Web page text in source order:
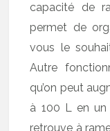
capacité de
permet de
vous le
Autre
qu’on peut
à 100 L en un
retrouve à